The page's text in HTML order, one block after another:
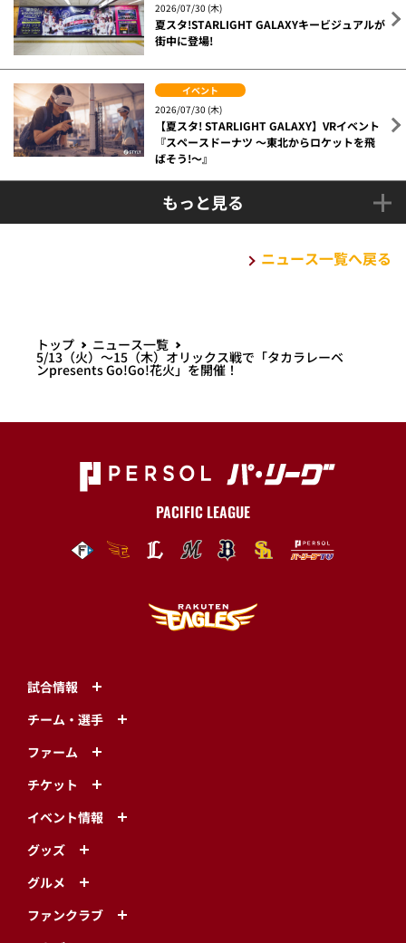
2026/07/30 (木)
夏スタ!STARLIGHT GALAXYキービジュアルが
街中に登場!
イベント
2026/07/30 (木)
【夏スタ! STARLIGHT GALAXY】VRイベント
『スペースドーナツ ～東北からロケットを飛
ばそう!～』
もっと見る
ニュース一覧へ戻る
トップ ニュース一覧
5/13（火）～15（木）オリックス戦で「タカラレーベ
ンpresents Go!Go!花火」を開催！
PACIFIC LEAGUE
試合情報
チーム・選手
ファーム
チケット
イベント情報
グッズ
グルメ
ファンクラブ